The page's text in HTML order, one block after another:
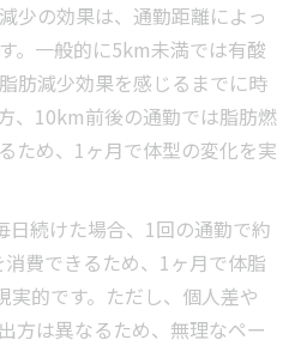
少の効果は、通勤距離によっ
。一般的に5km未満では有酸
肪減少効果を感じるまでに時
、10km前後の通勤では脂肪燃
ため、1ヶ月で体型の変化を実
続けた場合、1回の通勤で約
費できるため、1ヶ月で体脂
的です。ただし、個人差や
方は異なるため、無理なペー